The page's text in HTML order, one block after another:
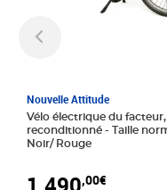
Nouvelle Attitude
Vélo électrique du facteur,
reconditionné - Taille normale -
Noir/ Rouge
,00€